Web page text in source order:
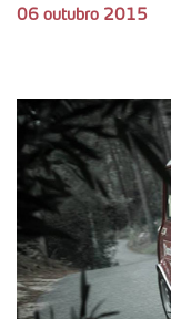
06 outubro 2015